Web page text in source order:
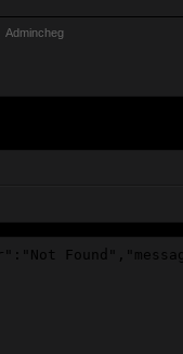
Admincheg